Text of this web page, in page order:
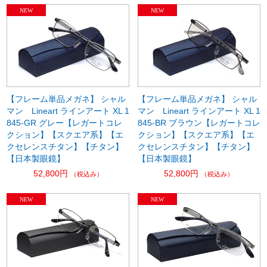
【フレーム単品メガネ】 シャル
マン Lineart ラインアート XL 1
845-GR グレー【レガートコレ
クション】【スクエア系】【エ
クセレンスチタン】【チタン】
【日本製眼鏡】
52,800円
（税込み）
【フレーム単品メガネ】 シャル
マン Lineart ラインアート XL 1
845-BR ブラウン【レガートコレ
クション】【スクエア系】【エ
クセレンスチタン】【チタン】
【日本製眼鏡】
52,800円
（税込み）